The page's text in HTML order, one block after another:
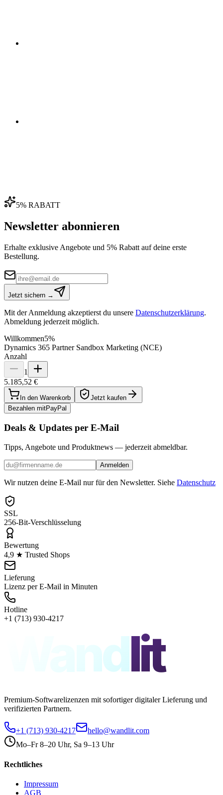
5% RABATT
Newsletter abonnieren
Erhalte exklusive Angebote und 5% Rabatt auf deine erste
Bestellung.
Jetzt sichern →
Mit der Anmeldung akzeptierst du unsere Datenschutzerklärung.
Abmeldung jederzeit möglich.
Willkommen5%
Dynamics 365 Partner Sandbox Marketing (NCE)
Anzahl
1
5.185,52 €
In den Warenkorb
Jetzt kaufen
Bezahlen mitPayPal
Deals & Updates per E-Mail
Tipps, Angebote und Produktnews — jederzeit abmeldbar.
Anmelden
Wir nutzen deine E-Mail nur für den Newsletter. Siehe Datenschutz
SSL
256-Bit-Verschlüsselung
Bewertung
4,9 ★ Trusted Shops
Lieferung
Lizenz per E-Mail in Minuten
Hotline
+1 (713) 930-4217
Wandlit
Premium-Softwarelizenzen mit sofortiger digitaler Lieferung und
verifizierten Partnern.
+1 (713) 930-4217
hello@wandlit.com
Mo–Fr 8–20 Uhr, Sa 9–13 Uhr
Rechtliches
Impressum
AGB